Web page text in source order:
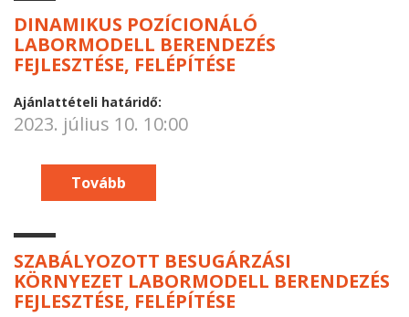
DINAMIKUS POZÍCIONÁLÓ
LABORMODELL BERENDEZÉS
FEJLESZTÉSE, FELÉPÍTÉSE
Ajánlattételi határidő:
2023. július 10. 10:00
Tovább
SZABÁLYOZOTT BESUGÁRZÁSI
KÖRNYEZET LABORMODELL BERENDEZÉS
FEJLESZTÉSE, FELÉPÍTÉSE